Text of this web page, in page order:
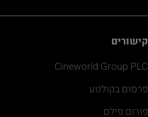
קישורים
Cineworld Group PLC
פרסום בקולנוע
פורום פילם